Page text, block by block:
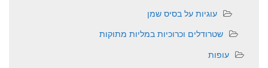
עוגיות על בסיס שמן
שטרודלים וכרוכיות במליות מתוקות
עופות